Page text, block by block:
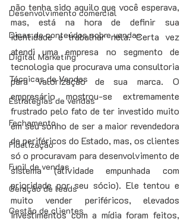
Desenvolvimento comercial
Dicas de conteúdos sobre vendas
Digital Marketing
Técnicas de Vendas
Estratégias de vendas
Fechamento
Fidelização
Funil de vendas
Geração de leads
Gestão de clientes
não tenha sido aquilo que você esperava,
mas, está na hora de definir sua
identidade e trabalhar nela. Certa vez
atendi uma empresa no segmento de
tecnologia que procurava uma consultoria
para valorização de sua marca. O
empresário mostrou-se extremamente
frustrado pelo fato de ter investido muito
em seu sonho de ser a maior revendedora
de periféricos do Estado, mas, os clientes
só o procuravam para desenvolvimento de
sistema (atividade empunhada com
prioridade por seu sócio). Ele tentou e
muito vender periféricos, elevados
investimentos com a mídia foram feitos,